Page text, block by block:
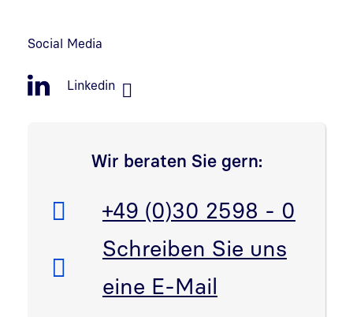
Social Media
Linkedin
Wir beraten Sie gern:
Telefon:
+49 (0)30 2598 - 0
E-Mail:
Schreiben Sie uns
eine E-Mail